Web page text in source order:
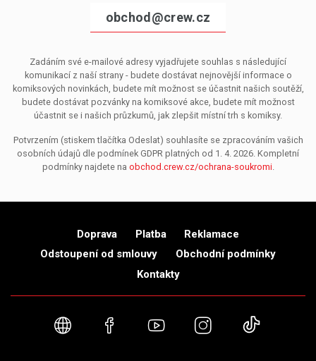
obchod@crew.cz
Zadáním své e-mailové adresy vyjadřujete souhlas s následující
komunikací z naší strany - budete dostávat nejnovější informace o
komiksových novinkách, budete mít možnost se účastnit našich soutěží,
budete dostávat pozvánky na komiksové akce, budete mít možnost
účastnit se i našich průzkumů, jak zlepšit místní trh s komiksy.
Potvrzením (stiskem tlačítka Odeslat) souhlasíte se zpracováním vašich
osobních údajů dle podmínek GDPR platných od 1. 4. 2026. Kompletní
podmínky najdete na obchod.crew.cz/ochrana-soukromi.
Doprava Platba
Reklamace
Odstoupení od smlouvy
Obchodní podmínky
Kontakty
Webové stránky
FacebookYouTubeInstagram